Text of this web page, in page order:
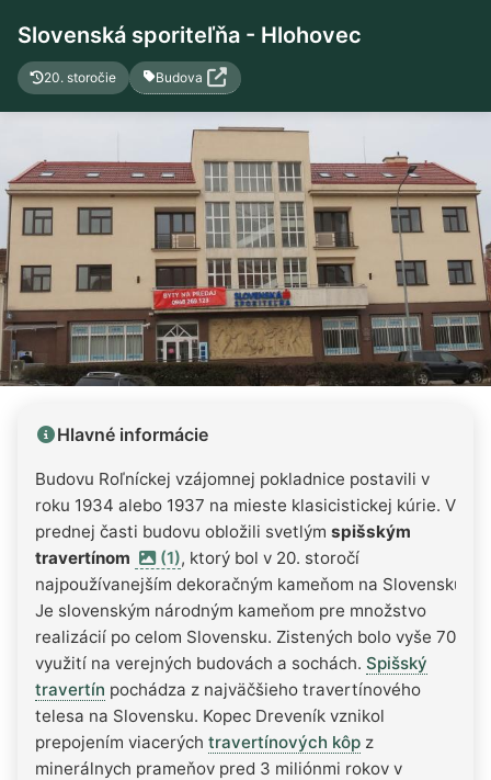
Slovenská sporiteľňa - Hlohovec
20. storočie Budova
Hlavné informácie
Budovu Roľníckej vzájomnej pokladnice postavili v
roku 1934 alebo 1937 na mieste klasicistickej kúrie. V
prednej časti budovu obložili svetlým spišským
travertínom
(1), ktorý bol v 20. storočí
najpoužívanejším dekoračným kameňom na Slovensku.
Je slovenským národným kameňom pre množstvo
realizácií po celom Slovensku. Zistených bolo vyše 700
využití na verejných budovách a sochách. Spišský
travertín pochádza z najväčšieho travertínového
telesa na Slovensku. Kopec Dreveník vznikol
prepojením viacerých travertínových kôp z
minerálnych prameňov pred 3 miliónmi rokov v